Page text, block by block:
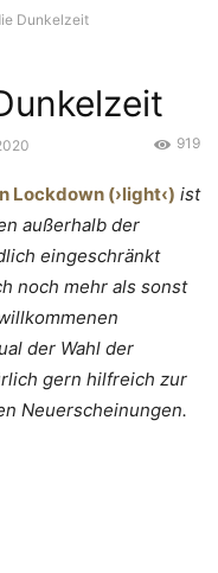
Dunkelzeit
919
Lockdown (›light‹) ist
außerhalb der
eingeschränkt
noch mehr als sonst
der Wahl der
gern hilfreich zur
Neuerscheinungen.